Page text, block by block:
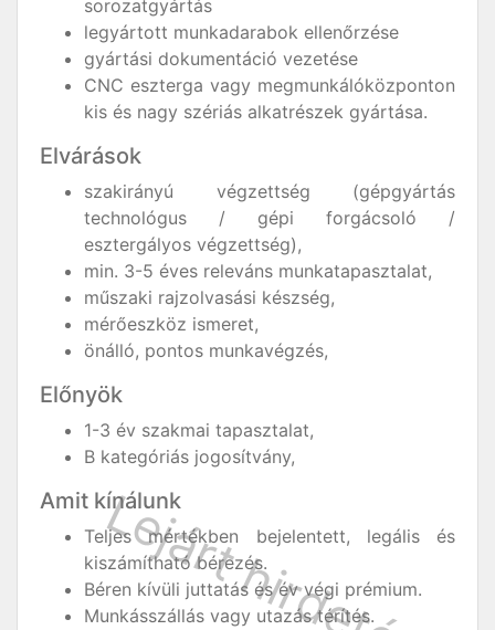
sorozatgyártás
legyártott munkadarabok ellenőrzése
gyártási dokumentáció vezetése
CNC eszterga vagy megmunkálóközponton
kis és nagy szériás alkatrészek gyártása.
Elvárások
szakirányú végzettség (gépgyártás
technológus / gépi forgácsoló /
esztergályos végzettség),
min. 3-5 éves releváns munkatapasztalat,
műszaki rajzolvasási készség,
mérőeszköz ismeret,
önálló, pontos munkavégzés,
Előnyök
1-3 év szakmai tapasztalat,
B kategóriás jogosítvány,
Amit kínálunk
Teljes mértékben bejelentett, legális és
kiszámítható bérezés.
Béren kívüli juttatás és év végi prémium.
Munkásszállás vagy utazás térítés.